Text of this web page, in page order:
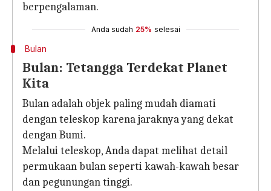
berpengalaman.
Anda sudah 25% selesai
Bulan
Bulan: Tetangga Terdekat Planet
Kita
Bulan adalah objek paling mudah diamati
dengan teleskop karena jaraknya yang dekat
dengan Bumi.
Melalui teleskop, Anda dapat melihat detail
permukaan bulan seperti kawah-kawah besar
dan pegunungan tinggi.